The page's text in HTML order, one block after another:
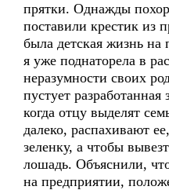
прятки. Однажды
поставили крестик из
была детская жизнь на
я уже поднаторела в
неразумности своих
пустует
когда отцу выделят
далеко, распахивают
зеленку, а чтобы
лошадь. Объяснили,
на предприятии,